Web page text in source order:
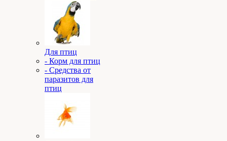
Для птиц
- Корм для птиц
- Средства от
паразитов для
птиц